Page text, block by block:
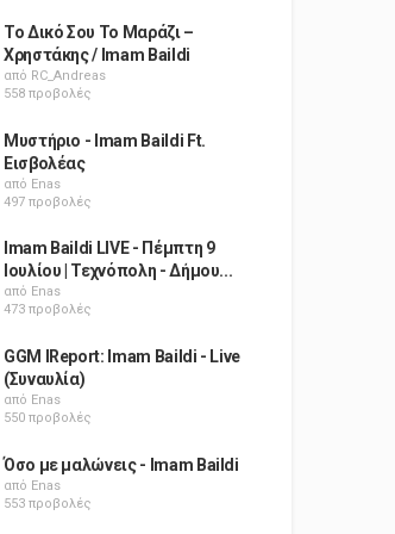
Το Δικό Σου Το Μαράζι –
Χρηστάκης / Imam Baildi
από RC_Andreas
558 προβολές
Μυστήριο - Imam Baildi Ft.
Εισβολέας
από Enas
497 προβολές
Imam Baildi LIVE - Πέμπτη 9
Ιουλίου | Τεχνόπολη - Δήμου...
από Enas
473 προβολές
GGM IReport: Imam Baildi - Live
(Συναυλία)
από Enas
550 προβολές
Όσο με μαλώνεις - Imam Baildi
από Enas
553 προβολές